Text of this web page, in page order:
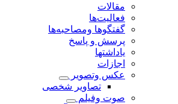
مقالات
فعالیت‌ها
گفتگوها ومصاحبه‌ها
پرسش و پاسخ
یاداشتها
اجازات
عكس وتصوير
تصاوير شخصى
صوت وفیلم